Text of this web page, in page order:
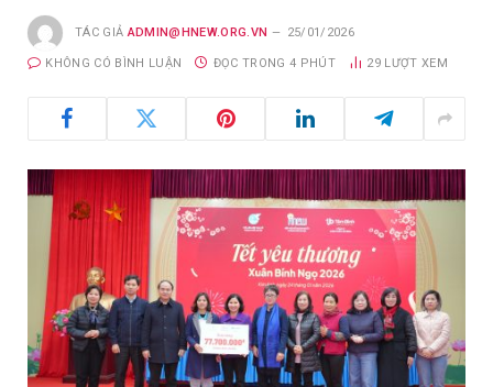
TÁC GIẢ ADMIN@HNEW.ORG.VN 25/01/2026
KHÔNG CÓ BÌNH LUẬN ĐỌC TRONG 4 PHÚT 29 LƯỢT XEM